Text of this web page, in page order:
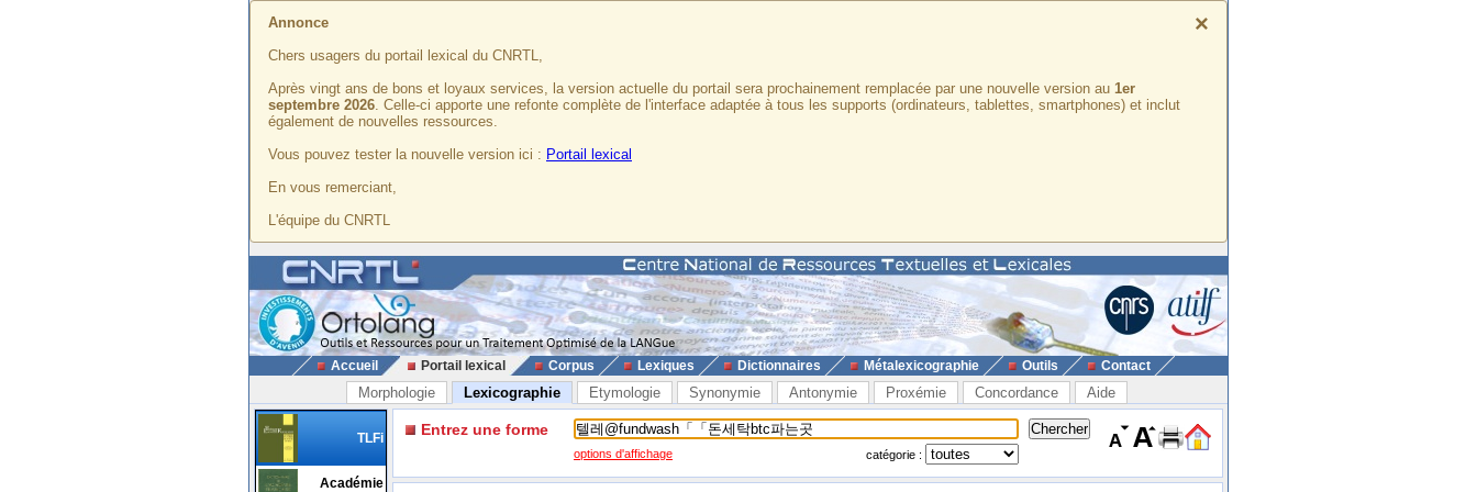
×
Annonce
Chers usagers du portail lexical du CNRTL,
Après vingt ans de bons et loyaux services, la version actuelle du portail sera prochainement remplacée par une nouvelle version au 1er
septembre 2026. Celle-ci apporte une refonte complète de l'interface adaptée à tous les supports (ordinateurs, tablettes, smartphones) et inclut
également de nouvelles ressources.
Vous pouvez tester la nouvelle version ici : Portail lexical
En vous remerciant,
L'équipe du CNRTL
Accueil Portail lexical Corpus Lexiques Dictionnaires Métalexicographie Outils Contact
Morphologie Lexicographie Etymologie Synonymie Antonymie Proxémie Concordance Aide
TLFi
Académie
Entrez une forme
options d'affichage catégorie :